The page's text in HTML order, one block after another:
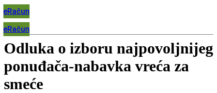
eRačun
eRačun
Odluka o izboru najpovoljnijeg
ponuđača-nabavka vreća za
smeće